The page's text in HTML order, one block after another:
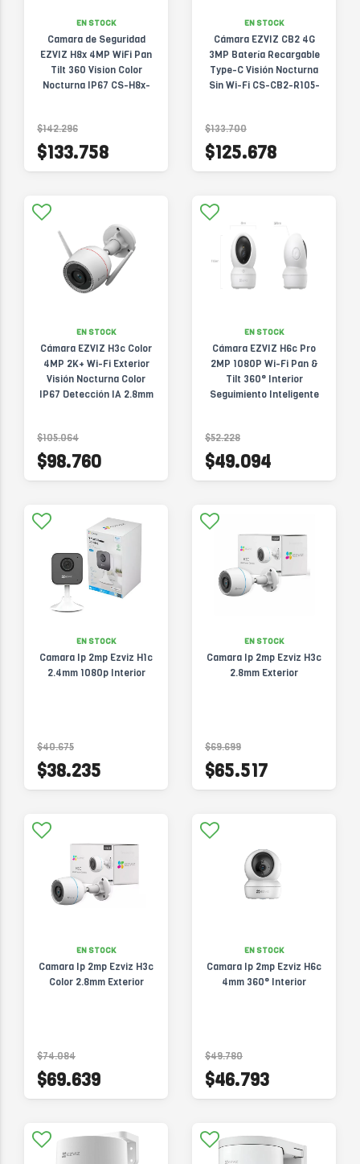
EN STOCK
Camara de Seguridad
EZVIZ H8x 4MP WiFi Pan
Tilt 360 Vision Color
Nocturna IP67 CS-H8x-
$142.296
$133.758
EN STOCK
Cámara EZVIZ CB2 4G
3MP Batería Recargable
Type-C Visión Nocturna
Sin Wi-Fi CS-CB2-R105-
$133.700
$125.678
EN STOCK
Cámara EZVIZ H3c Color
4MP 2K+ Wi-Fi Exterior
Visión Nocturna Color
IP67 Detección IA 2.8mm
$105.064
$98.760
EN STOCK
Cámara EZVIZ H6c Pro
2MP 1080P Wi-Fi Pan &
Tilt 360° Interior
Seguimiento Inteligente
$52.228
$49.094
EN STOCK
Camara Ip 2mp Ezviz H1c
2.4mm 1080p Interior
$40.675
$38.235
EN STOCK
Camara Ip 2mp Ezviz H3c
2.8mm Exterior
$69.699
$65.517
EN STOCK
Camara Ip 2mp Ezviz H3c
Color 2.8mm Exterior
$74.084
$69.639
EN STOCK
Camara Ip 2mp Ezviz H6c
4mm 360° Interior
$49.780
$46.793